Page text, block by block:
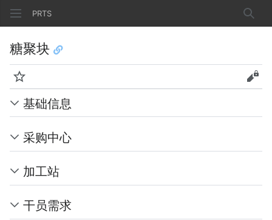
PRTS 搜索
糖聚块
监视 查看
基础信息
采购中心
加工站
干员需求